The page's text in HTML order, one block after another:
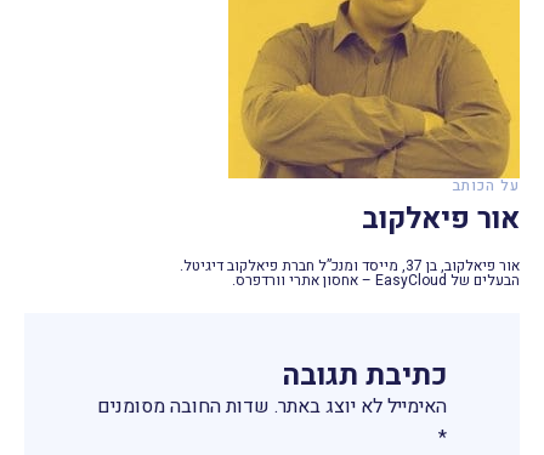
על הכותב
אור פיאלקוב
אור פיאלקוב, בן 37, מייסד ומנכ”ל חברת פיאלקוב דיגיטל.
הבעלים של EasyCloud – אחסון אתרי וורדפרס.
כתיבת תגובה
האימייל לא יוצג באתר. שדות החובה מסומנים
*